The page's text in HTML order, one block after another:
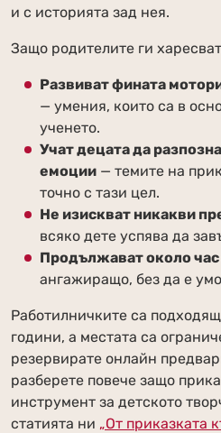
и с историята зад нея.
Защо родителите ги
Развиват фината
— умения, които са в
ученето.
Учат децата да
емоции — темите на
точно с тази цел.
Не изискват никакви
всяко дете успява да
Продължават около час
ангажиращо, без да е
Работилничките са
години, а местата са
резервирате онлайн
разберете повече защо
инструмент за детското
статията ни „От приказката